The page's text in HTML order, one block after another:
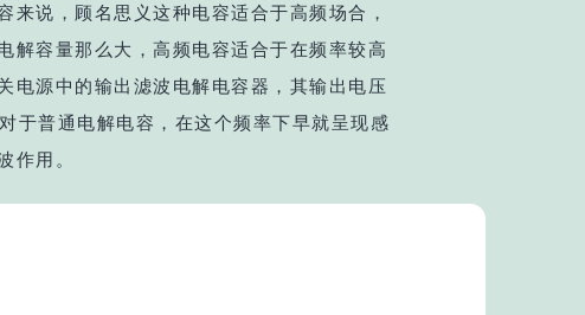
来说，顾名思义这种电容适合于高频场合，
解容量那么大，高频电容适合于在频率较高
电源中的输出滤波电解电容器，其输出电压
于普通电解电容，在这个频率下早就呈现感
作用。